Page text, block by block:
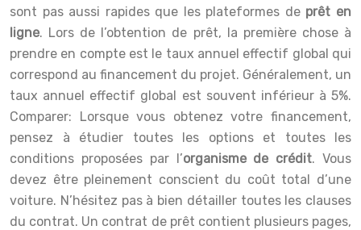
sont pas aussi rapides que les plateformes de prêt en
ligne. Lors de l’obtention de prêt, la première chose à
prendre en compte est le taux annuel effectif global qui
correspond au financement du projet. Généralement, un
taux annuel effectif global est souvent inférieur à 5%.
Comparer: Lorsque vous obtenez votre financement,
pensez à étudier toutes les options et toutes les
conditions proposées par l’organisme de crédit. Vous
devez être pleinement conscient du coût total d’une
voiture. N’hésitez pas à bien détailler toutes les clauses
du contrat. Un contrat de prêt contient plusieurs pages,